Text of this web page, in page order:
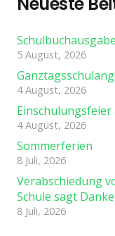
Schulbuchausgabe
5 August, 2026
4 August, 2026
Einschulungsfeier
4 August, 2026
Sommerferien
8 Juli, 2026
Verabschiedung
Schule sagt Danke
8 Juli, 2026